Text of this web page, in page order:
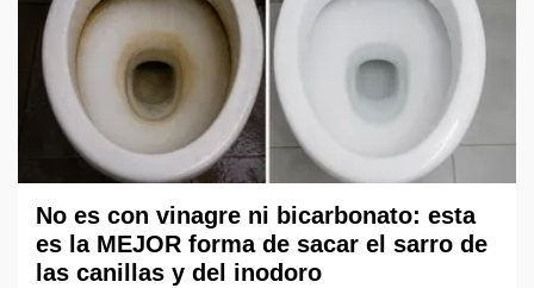
No es con vinagre ni bicarbonato: esta
es la MEJOR forma de sacar el sarro de
las canillas y del inodoro